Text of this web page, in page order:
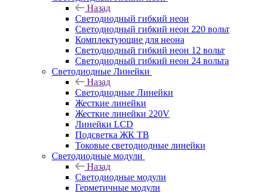
Назад
Светодиодный гибкий неон
Светодиодный гибкий неон 220 вольт
Комплектующие для неона
Светодиодный гибкий неон 12 вольт
Светодиодный гибкий неон 24 вольта
Светодиодные Линейки
Назад
Светодиодные Линейки
Жесткие линейки
Жесткие линейки 220V
Линейки LCD
Подсветка ЖК ТВ
Токовые светодиодные линейки
Светодиодные модули
Назад
Светодиодные модули
Герметичные модули